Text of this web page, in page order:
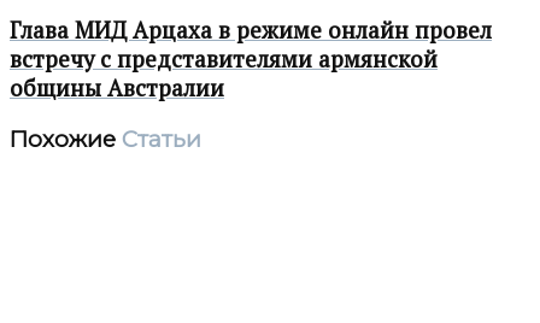
Глава МИД Арцаха в режиме онлайн провел
встречу с представителями армянской
общины Австралии
Похожие Статьи